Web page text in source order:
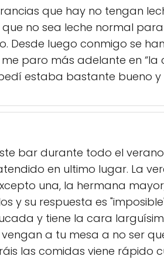
que hay no tengan
no sea leche normal
Desde luego conmigo se
paro más adelante en “la
estaba bastante bueno
bar durante todo el
en ultimo lugar. La
una, la hermana
y su respuesta es
y tiene la cara
a tu mesa a no ser
las comidas viene rápido